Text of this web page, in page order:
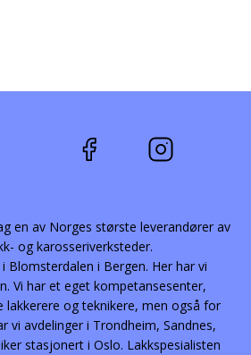
en av Norges største leverandører av
og karosseriverksteder.
Blomsterdalen i Bergen. Her har vi
Vi har et eget kompetansesenter,
lakkerere og teknikere, men også for
vi avdelinger i Trondheim, Sandnes,
stasjonert i Oslo. Lakkspesialisten